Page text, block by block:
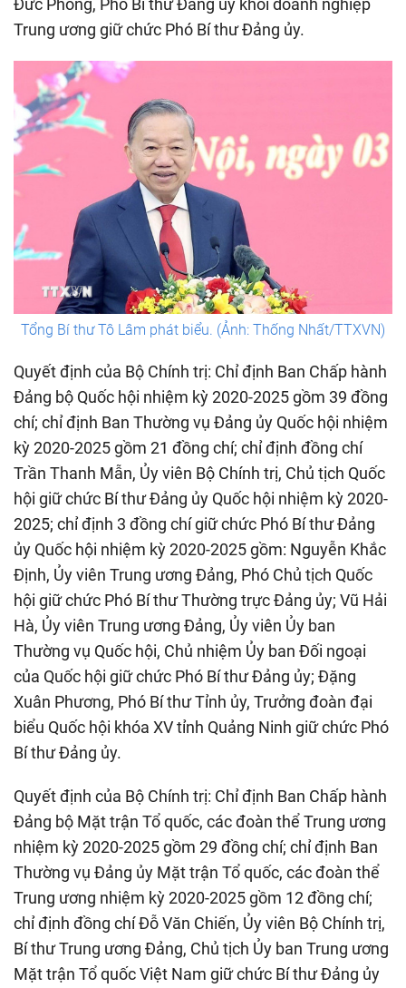
Đức Phong, Phó Bí thư Đảng ủy khối doanh nghiệp
Trung ương giữ chức Phó Bí thư Đảng ủy.
Tổng Bí thư Tô Lâm phát biểu. (Ảnh: Thống Nhất/TTXVN)
Quyết định của Bộ Chính trị: Chỉ định Ban Chấp hành
Đảng bộ Quốc hội nhiệm kỳ 2020-2025 gồm 39 đồng
chí; chỉ định Ban Thường vụ Đảng ủy Quốc hội nhiệm
kỳ 2020-2025 gồm 21 đồng chí; chỉ định đồng chí
Trần Thanh Mẫn, Ủy viên Bộ Chính trị, Chủ tịch Quốc
hội giữ chức Bí thư Đảng ủy Quốc hội nhiệm kỳ 2020-
2025; chỉ định 3 đồng chí giữ chức Phó Bí thư Đảng
ủy Quốc hội nhiệm kỳ 2020-2025 gồm: Nguyễn Khắc
Định, Ủy viên Trung ương Đảng, Phó Chủ tịch Quốc
hội giữ chức Phó Bí thư Thường trực Đảng ủy; Vũ Hải
Hà, Ủy viên Trung ương Đảng, Ủy viên Ủy ban
Thường vụ Quốc hội, Chủ nhiệm Ủy ban Đối ngoại
của Quốc hội giữ chức Phó Bí thư Đảng ủy; Đặng
Xuân Phương, Phó Bí thư Tỉnh ủy, Trưởng đoàn đại
biểu Quốc hội khóa XV tỉnh Quảng Ninh giữ chức Phó
Bí thư Đảng ủy.
Quyết định của Bộ Chính trị: Chỉ định Ban Chấp hành
Đảng bộ Mặt trận Tổ quốc, các đoàn thể Trung ương
nhiệm kỳ 2020-2025 gồm 29 đồng chí; chỉ định Ban
Thường vụ Đảng ủy Mặt trận Tổ quốc, các đoàn thể
Trung ương nhiệm kỳ 2020-2025 gồm 12 đồng chí;
chỉ định đồng chí Đỗ Văn Chiến, Ủy viên Bộ Chính trị,
Bí thư Trung ương Đảng, Chủ tịch Ủy ban Trung ương
Mặt trận Tổ quốc Việt Nam giữ chức Bí thư Đảng ủy